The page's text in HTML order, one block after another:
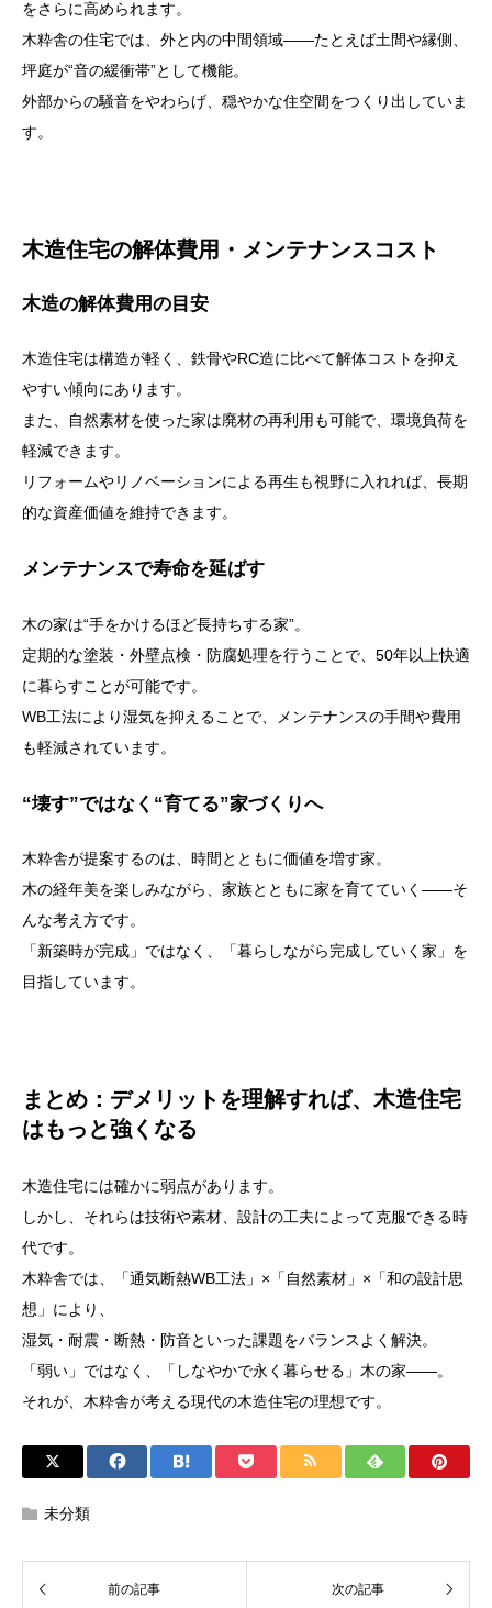
をさらに高められます。
木粋舎の住宅では、外と内の中間領域――たとえば土間や縁側、
坪庭が“音の緩衝帯”として機能。
外部からの騒音をやわらげ、穏やかな住空間をつくり出していま
す。
木造住宅の解体費用・メンテナンスコスト
木造の解体費用の目安
木造住宅は構造が軽く、鉄骨やRC造に比べて解体コストを抑え
やすい傾向にあります。
また、自然素材を使った家は廃材の再利用も可能で、環境負荷を
軽減できます。
リフォームやリノベーションによる再生も視野に入れれば、長期
的な資産価値を維持できます。
メンテナンスで寿命を延ばす
木の家は“手をかけるほど長持ちする家”。
定期的な塗装・外壁点検・防腐処理を行うことで、50年以上快適
に暮らすことが可能です。
WB工法により湿気を抑えることで、メンテナンスの手間や費用
も軽減されています。
“壊す”ではなく“育てる”家づくりへ
木粋舎が提案するのは、時間とともに価値を増す家。
木の経年美を楽しみながら、家族とともに家を育てていく――そ
んな考え方です。
「新築時が完成」ではなく、「暮らしながら完成していく家」を
目指しています。
まとめ：デメリットを理解すれば、木造住宅
はもっと強くなる
木造住宅には確かに弱点があります。
しかし、それらは技術や素材、設計の工夫によって克服できる時
代です。
木粋舎では、「通気断熱WB工法」×「自然素材」×「和の設計思
想」により、
湿気・耐震・断熱・防音といった課題をバランスよく解決。
「弱い」ではなく、「しなやかで永く暮らせる」木の家――。
それが、木粋舎が考える現代の木造住宅の理想です。
未分類